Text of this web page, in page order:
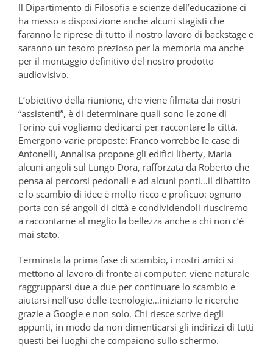
Il Dipartimento di Filosofia e scienze dell’educazione ci
ha messo a disposizione anche alcuni stagisti che
faranno le riprese di tutto il nostro lavoro di backstage e
saranno un tesoro prezioso per la memoria ma anche
per il montaggio definitivo del nostro prodotto
audiovisivo.
L’obiettivo della riunione, che viene filmata dai nostri
“assistenti”, è di determinare quali sono le zone di
Torino cui vogliamo dedicarci per raccontare la città.
Emergono varie proposte: Franco vorrebbe le case di
Antonelli, Annalisa propone gli edifici liberty, Maria
alcuni angoli sul Lungo Dora, rafforzata da Roberto che
pensa ai percorsi pedonali e ad alcuni ponti…il dibattito
e lo scambio di idee è molto ricco e proficuo: ognuno
porta con sé angoli di città e condividendoli riusciremo
a raccontarne al meglio la bellezza anche a chi non c’è
mai stato.
Terminata la prima fase di scambio, i nostri amici si
mettono al lavoro di fronte ai computer: viene naturale
raggrupparsi due a due per continuare lo scambio e
aiutarsi nell’uso delle tecnologie…iniziano le ricerche
grazie a Google e non solo. Chi riesce scrive degli
appunti, in modo da non dimenticarsi gli indirizzi di tutti
questi bei luoghi che compaiono sullo schermo.